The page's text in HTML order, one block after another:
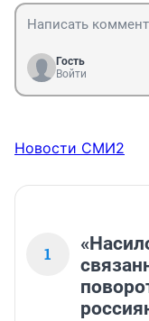
Гость
Войти
Новости СМИ2
1